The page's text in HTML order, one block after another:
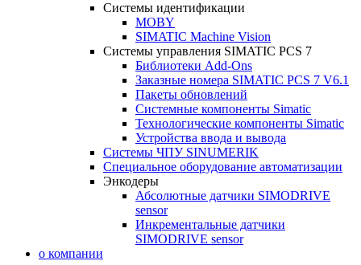
Системы идентификации
MOBY
SIMATIC Machine Vision
Системы управления SIMATIC PCS 7
Библиотеки Add-Ons
Заказные номера SIMATIC PCS 7 V6.1
Пакеты обновлений
Системные компоненты Simatic
Технологические компоненты Simatic
Устройства ввода и вывода
Системы ЧПУ SINUMERIK
Специальное оборудование автоматизации
Энкодеры
Абсолютные датчики SIMODRIVE
sensor
Инкрементальные датчики
SIMODRIVE sensor
о компании